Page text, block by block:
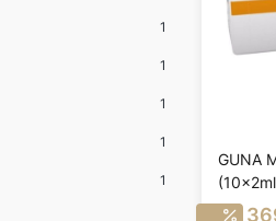
1
1
1
1
1
GUNA